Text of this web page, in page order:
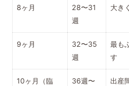
8ヶ月
28〜31
週
大き
9ヶ月
32〜35
週
最も
す
10ヶ月（臨
36週〜 出産